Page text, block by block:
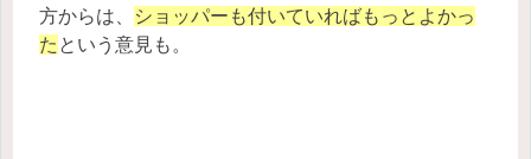
方からは、
ショッパーも付いていればもっとよかっ
た という意見も。